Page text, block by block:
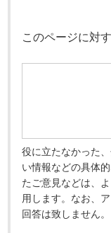
このページに対
役に立たなかった
い情報などの具体
たご意見などは、
用します。なお、
回答は致しません。